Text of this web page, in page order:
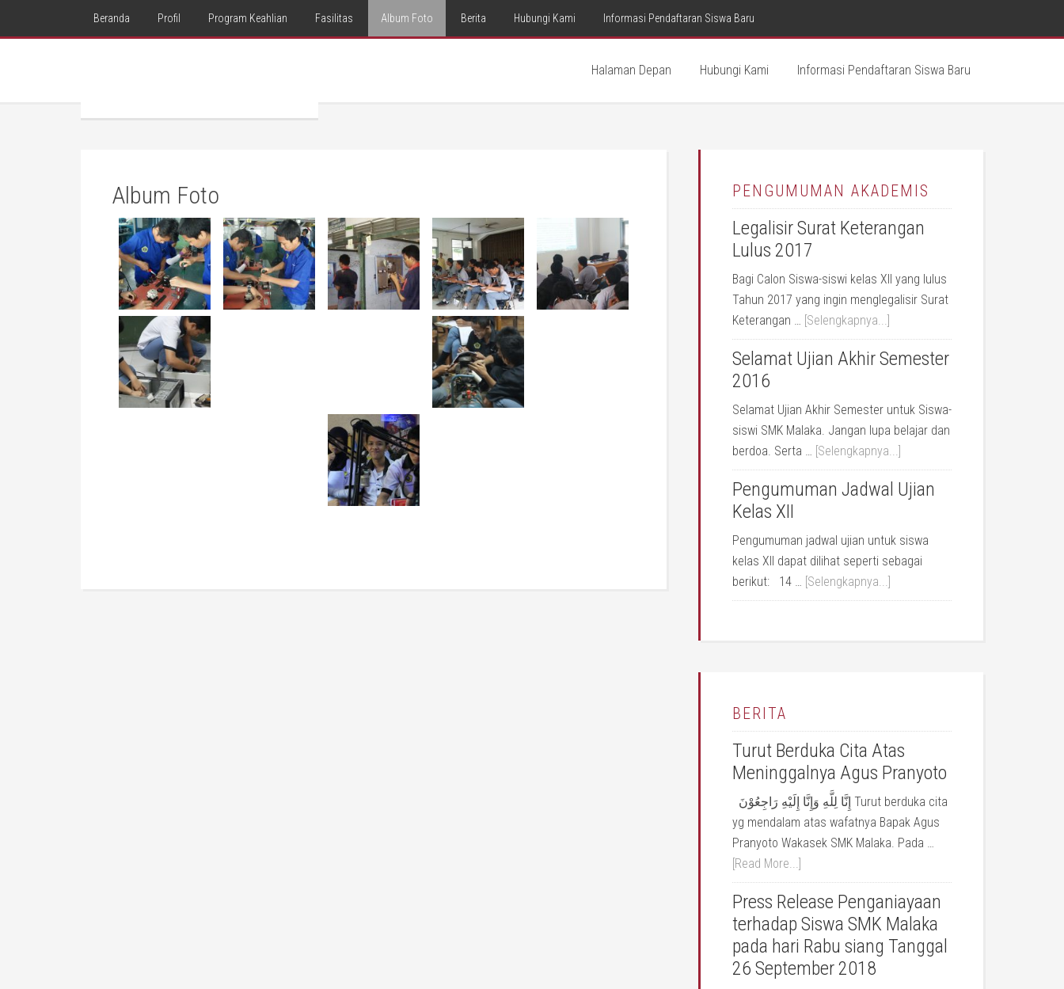
Beranda Profil Program Keahlian Fasilitas Album Foto Berita Hubungi Kami Informasi Pendaftaran Siswa Baru
Halaman Depan Hubungi Kami Informasi Pendaftaran Siswa Baru
Album Foto PENGUMUMAN AKADEMIS
Legalisir Surat Keterangan
Lulus 2017
Bagi Calon Siswa-siswi kelas XII yang lulus
Tahun 2017 yang ingin menglegalisir Surat
Keterangan … [Selengkapnya...]
Selamat Ujian Akhir Semester
2016
Selamat Ujian Akhir Semester untuk Siswa-
siswi SMK Malaka. Jangan lupa belajar dan
berdoa. Serta … [Selengkapnya...]
Pengumuman Jadwal Ujian
Kelas XII
Pengumuman jadwal ujian untuk siswa
kelas XII dapat dilihat seperti sebagai
berikut: 14 … [Selengkapnya...]
BERITA
Turut Berduka Cita Atas
Meninggalnya Agus Pranyoto
yg mendalam atas wafatnya Bapak Agus
Pranyoto Wakasek SMK Malaka. Pada …
[Read More...]
Press Release Penganiayaan
terhadap Siswa SMK Malaka
pada hari Rabu siang Tanggal
26 September 2018